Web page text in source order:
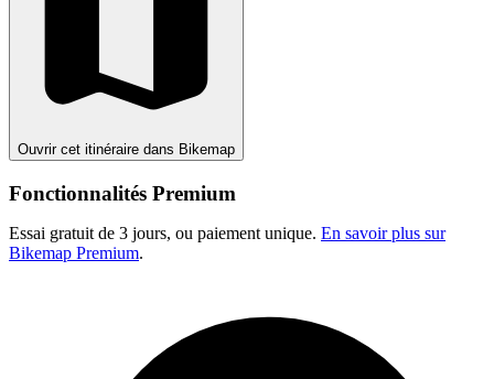
Ouvrir cet itinéraire dans Bikemap
Fonctionnalités Premium
Essai gratuit de 3 jours, ou paiement unique. En savoir plus sur
Bikemap Premium.